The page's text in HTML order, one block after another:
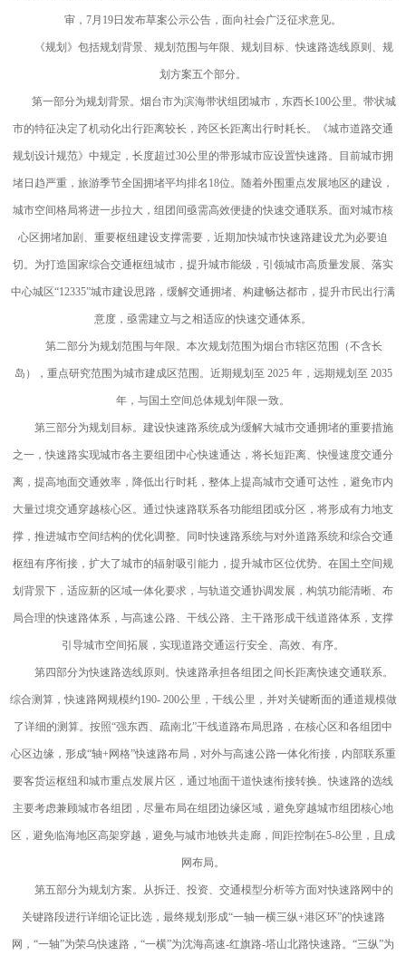
审，7月19日发布草案公示公告，面向社会广泛征求意见。
《规划》包括规划背景、规划范围与年限、规划目标、快速路选线原则、规
划方案五个部分。
第一部分为规划背景。烟台市为滨海带状组团城市，东西长100公里。带状城
市的特征决定了机动化出行距离较长，跨区长距离出行时耗长。《城市道路交通
规划设计规范》中规定，长度超过30公里的带形城市应设置快速路。目前城市拥
堵日趋严重，旅游季节全国拥堵平均排名18位。随着外围重点发展地区的建设，
城市空间格局将进一步拉大，组团间亟需高效便捷的快速交通联系。面对城市核
心区拥堵加剧、重要枢纽建设支撑需要，近期加快城市快速路建设尤为必要迫
切。为打造国家综合交通枢纽城市，提升城市能级，引领城市高质量发展、落实
中心城区“12335”城市建设思路，缓解交通拥堵、构建畅达都市，提升市民出行满
意度，亟需建立与之相适应的快速交通体系。
第二部分为规划范围与年限。本次规划范围为烟台市辖区范围（不含长
岛），重点研究范围为城市建成区范围。近期规划至 2025 年，远期规划至 2035
年，与国土空间总体规划年限一致。
第三部分为规划目标。建设快速路系统成为缓解大城市交通拥堵的重要措施
之一，快速路实现城市各主要组团中心快速通达，将长短距离、快慢速度交通分
离，提高地面交通效率，降低出行时耗，整体上提高城市交通可达性，避免市内
大量过境交通穿越核心区。通过快速路联系各功能组团或分区，将形成有力地支
撑，推进城市空间结构的优化调整。同时快速路系统与对外道路系统和综合交通
枢纽有序衔接，扩大了城市的辐射吸引能力，提升城市区位优势。在国土空间规
划背景下，适应新的区域一体化要求，与轨道交通协调发展，构筑功能清晰、布
局合理的快速路体系，与高速公路、干线公路、主干路形成干线道路体系，支撑
引导城市空间拓展，实现道路交通运行安全、高效、有序。
第四部分为快速路选线原则。快速路承担各组团之间长距离快速交通联系。
综合测算，快速路网规模约190- 200公里，干线公里，并对关键断面的通道规模做
了详细的测算。按照“强东西、疏南北”干线道路布局思路，在核心区和各组团中
心区边缘，形成“轴+网格”快速路布局，对外与高速公路一体化衔接，内部联系重
要客货运枢纽和城市重点发展片区，通过地面干道快速衔接转换。快速路的选线
主要考虑兼顾城市各组团，尽量布局在组团边缘区域，避免穿越城市组团核心地
区，避免临海地区高架穿越，避免与城市地铁共走廊，间距控制在5-8公里，且成
网布局。
第五部分为规划方案。从拆迁、投资、交通模型分析等方面对快速路网中的
关键路段进行详细论证比选，最终规划形成“一轴一横三纵+港区环”的快速路
网，“一轴”为荣乌快速路，“一横”为沈海高速-红旗路-塔山北路快速路。“三纵”为